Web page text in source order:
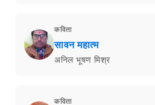
कविता
सावन महात्म
अनिल भूषण मिश्र
कविता